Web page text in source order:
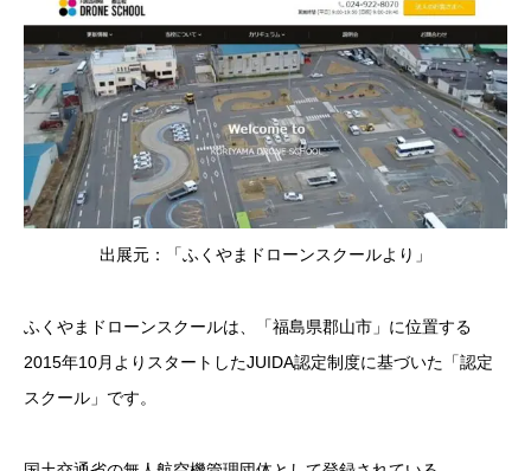
出展元：「ふくやまドローンスクールより」
ふくやまドローンスクールは、「福島県郡山市」に位置する
2015年10月よりスタートしたJUIDA認定制度に基づいた「認定
スクール」です。